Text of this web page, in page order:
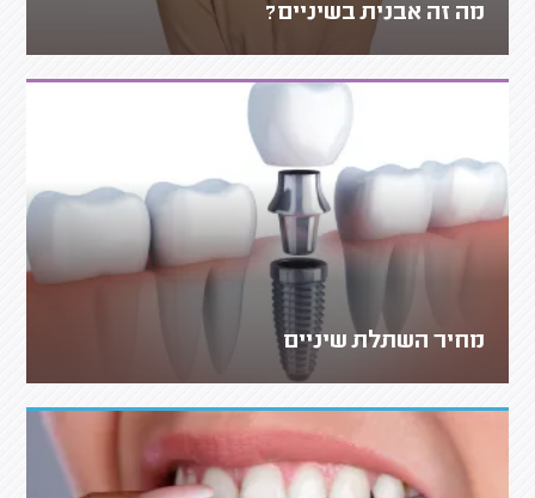
מה זה אבנית בשיניים?
מחיר השתלת שיניים